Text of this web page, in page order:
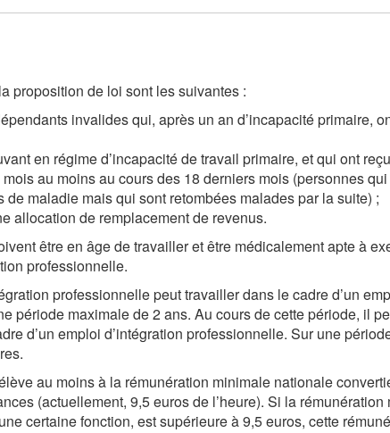
proposition de loi sont les suivantes :
invalides qui, après un an d’incapacité primaire,
en régime d’incapacité de travail primaire, et qui ont
au moins au cours des 18 derniers mois (personnes
de maladie mais qui sont retombées malades par la suite) ;
allocation de remplacement de revenus.
être en âge de travailler et être médicalement apte à
professionnelle.
professionnelle peut travailler dans le cadre d’un
période maximale de 2 ans. Au cours de cette période, il
d’un emploi d’intégration professionnelle. Sur une
au moins à la rémunération minimale nationale
(actuellement, 9,5 euros de l’heure). Si la
certaine fonction, est supérieure à 9,5 euros, cette